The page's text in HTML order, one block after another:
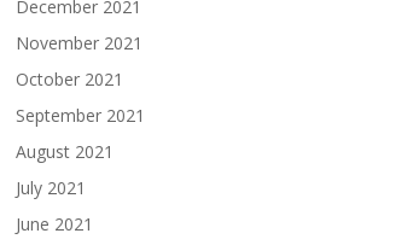
December 2021
November 2021
October 2021
September 2021
August 2021
July 2021
June 2021